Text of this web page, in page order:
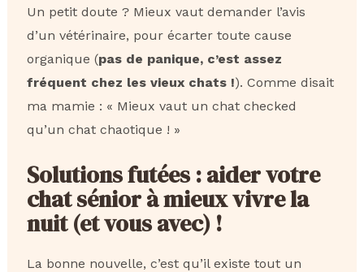
Un petit doute ? Mieux vaut demander l’avis
d’un vétérinaire, pour écarter toute cause
organique (pas de panique, c’est assez
fréquent chez les vieux chats !). Comme disait
ma mamie : « Mieux vaut un chat checked
qu’un chat chaotique ! »
Solutions futées : aider votre
chat sénior à mieux vivre la
nuit (et vous avec) !
La bonne nouvelle, c’est qu’il existe tout un